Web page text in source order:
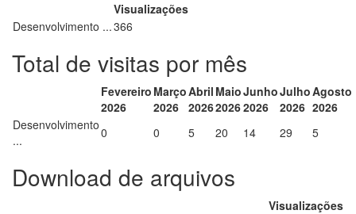
Visualizações
Desenvolvimento ...366
Total de visitas por mês
Fevereiro
2026
Março
2026
Abril
2026
Maio
2026
Junho
2026
Julho
2026
Agosto
2026
Desenvolvimento
...
0 0 5 20 14 29 5
Download de arquivos
Visualizações